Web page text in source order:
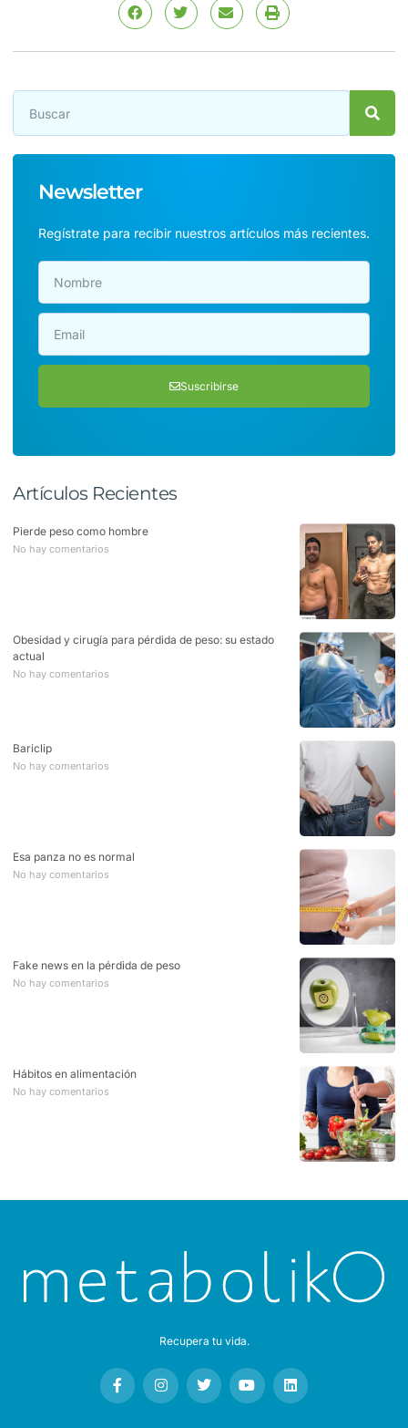
Newsletter
Regístrate para recibir nuestros artículos más recientes.
Suscribirse
Artículos Recientes
Pierde peso como hombre
No hay comentarios
Obesidad y cirugía para pérdida de peso: su estado
actual
No hay comentarios
Bariclip
No hay comentarios
Esa panza no es normal
No hay comentarios
Fake news en la pérdida de peso
No hay comentarios
Hábitos en alimentación
No hay comentarios
Recupera tu vida.